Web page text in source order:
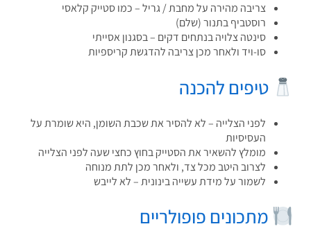
צריבה מהירה על מחבת / גריל – כמו סטייק קלאסי
רוסטביף בתנור (שלם)
סינטה צלויה בנתחים דקים – בסגנון אסייתי
סו-ויד ולאחר מכן צריבה להדגשת קריספיות
טיפים להכנה
לפני הצלייה – לא להסיר את שכבת השומן, היא שומרת על
העסיסיות
מומלץ להשאיר את הסטייק בחוץ כחצי שעה לפני הצלייה
לצרוב היטב מכל צד, ולאחר מכן לתת מנוחה
לשמור על מידת עשייה בינונית – לא לייבש
מתכונים פופולריים